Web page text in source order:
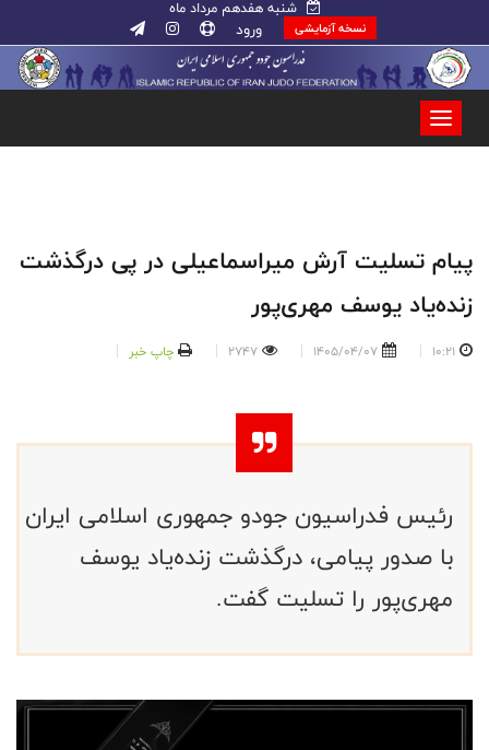
شنبه هفدهم مرداد ماه
نسخه آزمایشی ورود
پیام تسلیت آرش میراسماعیلی در پی درگذشت
زنده‌یاد یوسف مهری‌پور
10:21
1405/04/07
2747 چاپ خبر
رئیس فدراسیون جودو جمهوری اسلامی ایران
با صدور پیامی، درگذشت زنده‌یاد یوسف
مهری‌پور را تسلیت گفت.